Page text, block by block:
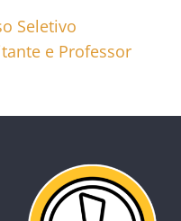
Seletivo
e Professor